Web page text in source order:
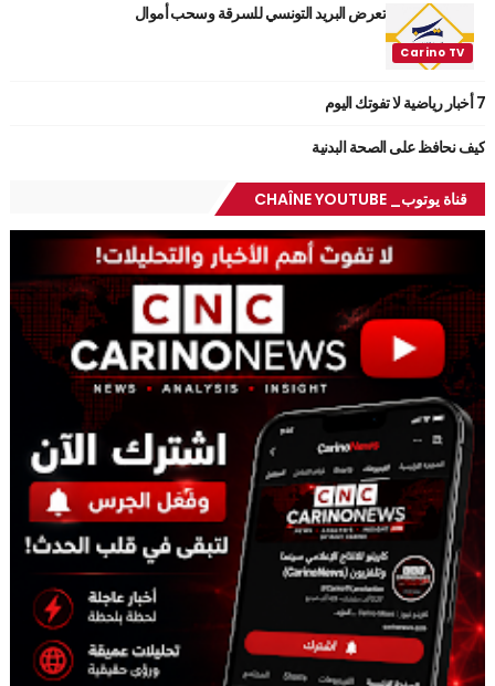
تعرض البريد التونسي للسرقة وسحب أموال
7 أخبار رياضية لا تفوتك اليوم
كيف نحافظ على الصحة البدنية
قناة يوتوب_ CHAÎNE YOUTUBE